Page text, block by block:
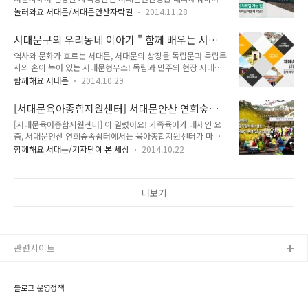
대문구 '봄꽃길'이 빠질 수 없겠죠!! 그 길로 지기와 함께 빠져볼
한 숲을 만나는 방법! 서대문구청 뒤로 오르는 안산은 화려란 벚
꽃 순환로를..
숲에서 한 해동안 지기가 열심히 달려온 자취를 보면서 정리의
문 안산 자락길을 가는법을 소개해드린 적이 없다는 것이죠!! 너
무나 예쁘고, 아름다운 서대문 안산 자락길인데 많은 분들에게
알려드리고자 되돌아오는 발걸음이 빨라졌답니다^^ 그래서 준
비한 안산자락길 가는법! 함께 걸으실래요?? ★ 서대문 안산 자
락길 지도 ★ 서대문 안산 자락길 교통편 ⊙ 진입로 하나 : 지하
서대문구청서대문보건소 버스정류장(13-156) 일반 567 간선
110A, 153 지선 7017..
놀러와요 서대문/서대문안산자락길 2014.11.28
서대문구의 우리동네 이야기 " 함께 배우는 서대
문 "
역사와 문화가 흐르는 서대문, 서대문의 상징물 독립문과 독립투
사의 혼이 녹아 있는 서대문형무소! 독립과 민주의 현장 서대문
형무소로 역사여행을 떠나보세요~나라사랑의 실천 어렵지 않아
의 사랑으로 지어진 구립이진아기념도서관으로 책의 향기를 느
끼러 떠나보아요. 와!! 공룡이다~~!! 서대문자연사박물관에 오면
아이들의 상상력이 쑥쑥 자란답니다. 독립문이 있는 곳 서대문구
무악재 고개를 신나게 내려오다 보면 도로가에 널찍하게 자리하
고 있는 독립문 공원이 나타납니다. 머리 위로 인왕산이 보이고
함께해요 서대문 2014.10.29
[서대문육아종합지원센터] 서대문안산 연희숲속
쉼터에서 열린 "가족놀이 한마당"에 다녀와서
[서대문육아종합지원센터] 이 열렸어요! 가족육아가 대세인 요
즘, 서대문안산 연희숲속쉼터에서는 육아종합지원센터가 마련
한 이 열렸습니다. 2014. 10. 18 (토) 오전 10시부터 시작된 행
께 했습니다 ^^ 이번 행사는 관내 영아,유아를 둔 가정은 누구든
은 육아 상식을 재미있게 퀴즈..
함께해요 서대문/기자단이 본 세상 2014.10.22
더보기
블로그 운영정책
관련사이트